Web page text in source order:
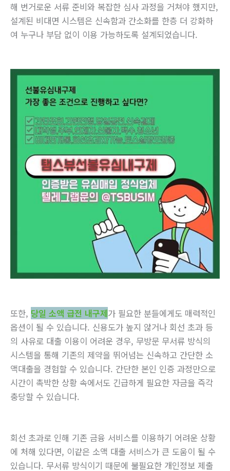
해 번거로운 서류 준비와 복잡한 심사 과정을 거쳐야 했지만,
설계된 비대면 시스템은 신속함과 간소화를 한층 더 강화하
여 누구나 부담 없이 이용 가능하도록 설계되었습니다.
또한, 당일 소액 급전 내구제가 필요한 분들에게도 매력적인
옵션이 될 수 있습니다. 신용도가 높지 않거나 회선 초과 등
의 사유로 대출 이용이 어려운 경우, 무방문 무서류 방식의
시스템을 통해 기존의 제약을 뛰어넘는 신속하고 간단한 소
액대출을 경험할 수 있습니다. 간단한 본인 인증 과정만으로
시간이 촉박한 상황 속에서도 긴급하게 필요한 자금을 즉각
충당할 수 있습니다.
회선 초과로 인해 기존 금융 서비스를 이용하기 어려운 상황
에 처해 있다면, 이같은 소액 대출 서비스가 큰 도움이 될 수
있습니다. 무서류 방식이기 때문에 불필요한 개인정보 제출